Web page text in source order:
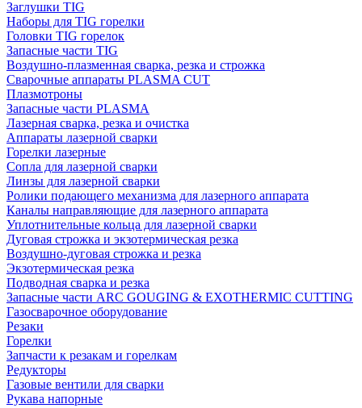
Заглушки TIG
Наборы для TIG горелки
Головки TIG горелок
Запасные части TIG
Воздушно-плазменная сварка, резка и строжка
Сварочные аппараты PLASMA CUT
Плазмотроны
Запасные части PLASMA
Лазерная сварка, резка и очистка
Аппараты лазерной сварки
Горелки лазерные
Сопла для лазерной сварки
Линзы для лазерной сварки
Ролики подающего механизма для лазерного аппарата
Каналы направляющие для лазерного аппарата
Уплотнительные кольца для лазерной сварки
Дуговая строжка и экзотермическая резка
Воздушно-дуговая строжка и резка
Экзотермическая резка
Подводная сварка и резка
Запасные части ARC GOUGING & EXOTHERMIC CUTTING
Газосварочное оборудование
Резаки
Горелки
Запчасти к резакам и горелкам
Редукторы
Газовые вентили для сварки
Рукава напорные